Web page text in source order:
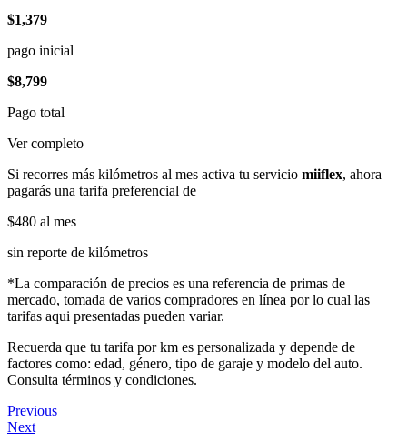
$1,379
pago inicial
$8,799
Pago total
Ver completo
Si recorres más kilómetros al mes activa tu servicio miiflex, ahora
pagarás una tarifa preferencial de
$480 al mes
sin reporte de kilómetros
*La comparación de precios es una referencia de primas de
mercado, tomada de varios compradores en línea por lo cual las
tarifas aqui presentadas pueden variar.
Recuerda que tu tarifa por km es personalizada y depende de
factores como: edad, género, tipo de garaje y modelo del auto.
Consulta términos y condiciones.
Previous
Next